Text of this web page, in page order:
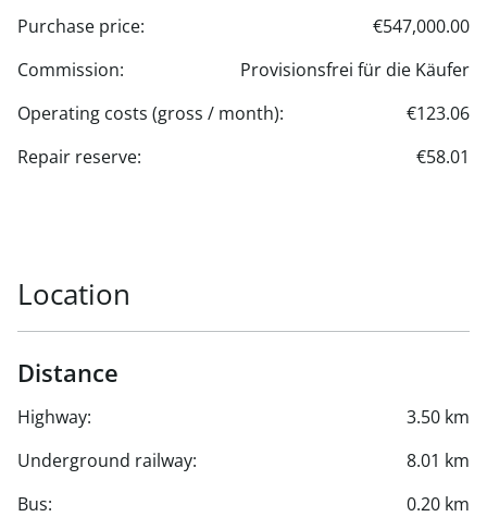
Purchase price:
€547,000.00
Commission:
Provisionsfrei für die Käufer
Operating costs (gross / month):
€123.06
Repair reserve:
€58.01
Location
Distance
Highway:
3.50 km
Underground railway:
8.01 km
Bus:
0.20 km